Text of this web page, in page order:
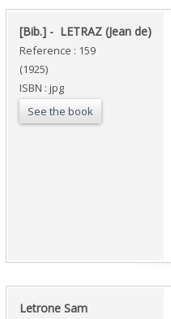
‎[Bib.] - ‎ ‎LETRAZ (Jean de)‎
Reference : 159
(1925)
ISBN : jpg
See the book
‎Letrone Sam‎